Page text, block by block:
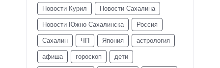
Новости Курил Новости Сахалина
Новости Южно-Сахалинска Россия
Сахалин ЧП Япония астрология
афиша гороскоп дети